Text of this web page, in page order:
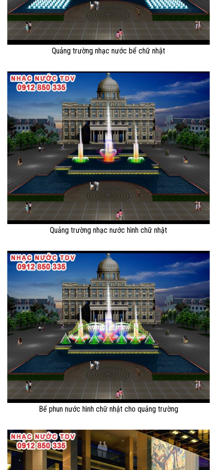
Quảng trường nhạc nước bể chữ nhật
Quảng trường nhạc nước hình chữ nhật
Bể phun nước hình chữ nhật cho quảng trường